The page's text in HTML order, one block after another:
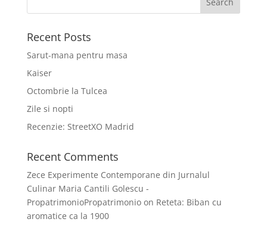
Recent Posts
Sarut-mana pentru masa
Kaiser
Octombrie la Tulcea
Zile si nopti
Recenzie: StreetXO Madrid
Recent Comments
Zece Experimente Contemporane din Jurnalul
Culinar Maria Cantili Golescu -
PropatrimonioPropatrimonioon Reteta: Biban cu
aromatice ca la 1900